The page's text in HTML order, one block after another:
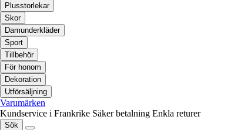
Plusstorlekar
Skor
Damunderkläder
Sport
Tillbehör
För honom
Dekoration
Utförsäljning
Varumärken
Kundservice i Frankrike Säker betalning Enkla returer
Sök